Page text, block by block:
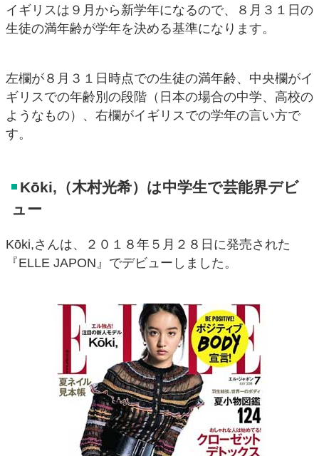
イギリスは９月から新学年になるので、８月３１日の
生徒の満年齢が学年を決める基準になります。
左欄が８月３１日時点での生徒の満年齢、中央欄がイ
ギリスでの年齢別の段階（日本の場合の中学、高校の
ようなもの）、右欄がイギリスでの学年の言い方で
す。
Kōki,（木村光希）は中学生で芸能界デビ
ュー
Kōki,さんは、２０１８年５月２８日に発売された
『ELLE JAPON』でデビューしました。